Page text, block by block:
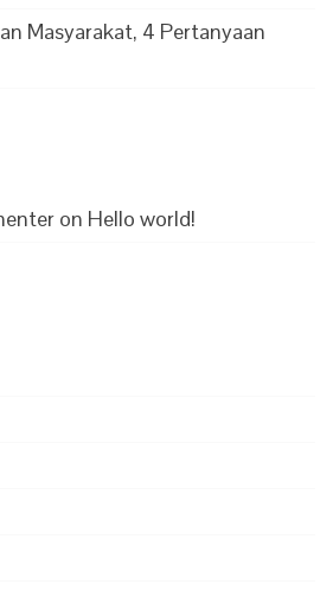
Masyarakat, 4 Pertanyaan
on Hello world!